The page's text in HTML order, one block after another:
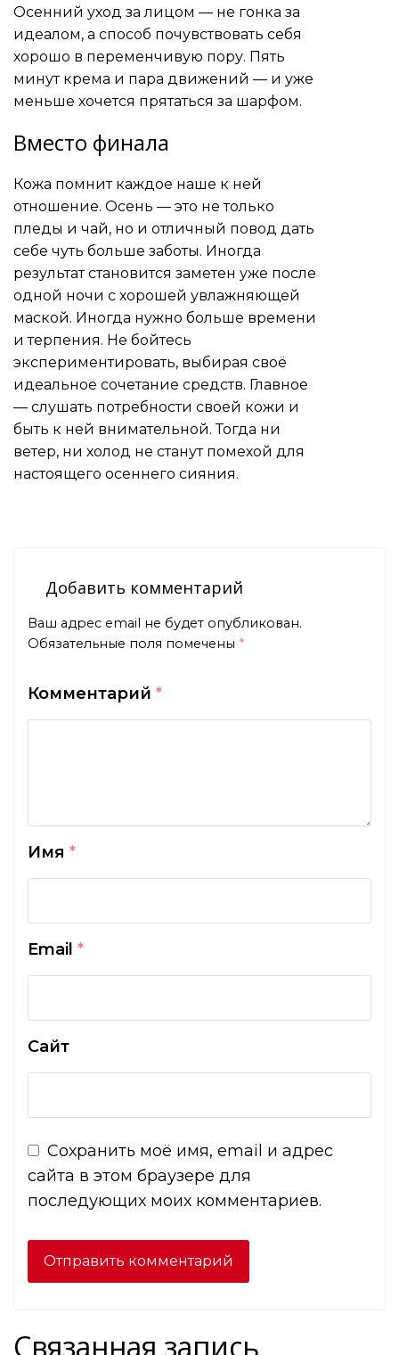
Осенний уход за лицом — не гонка за
идеалом, а способ почувствовать себя
хорошо в переменчивую пору. Пять
минут крема и пара движений — и уже
меньше хочется прятаться за шарфом.
Вместо финала
Кожа помнит каждое наше к ней
отношение. Осень — это не только
пледы и чай, но и отличный повод дать
себе чуть больше заботы. Иногда
результат становится заметен уже после
одной ночи с хорошей увлажняющей
маской. Иногда нужно больше времени
и терпения. Не бойтесь
экспериментировать, выбирая своё
идеальное сочетание средств. Главное
— слушать потребности своей кожи и
быть к ней внимательной. Тогда ни
ветер, ни холод не станут помехой для
настоящего осеннего сияния.
Добавить комментарий
Ваш адрес email не будет опубликован.
Обязательные поля помечены *
Комментарий *
Имя *
Email *
Сайт
Сохранить моё имя, email и адрес
сайта в этом браузере для
последующих моих комментариев.
Связанная запись